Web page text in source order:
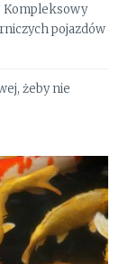
Kompleksowy
pojazdów
żeby nie